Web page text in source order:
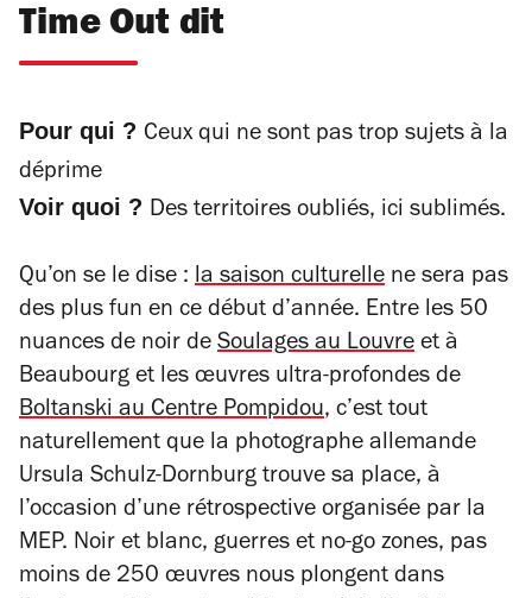
Time Out dit
Pour qui ? Ceux qui ne sont pas trop sujets à la
déprime
Voir quoi ? Des territoires oubliés, ici sublimés.
Qu’on se le dise : la saison culturelle ne sera pas
des plus fun en ce début d’année. Entre les 50
nuances de noir de Soulages au Louvre et à
Beaubourg et les œuvres ultra-profondes de
Boltanski au Centre Pompidou, c’est tout
naturellement que la photographe allemande
Ursula Schulz-Dornburg trouve sa place, à
l’occasion d’une rétrospective organisée par la
MEP. Noir et blanc, guerres et no-go zones, pas
moins de 250 œuvres nous plongent dans